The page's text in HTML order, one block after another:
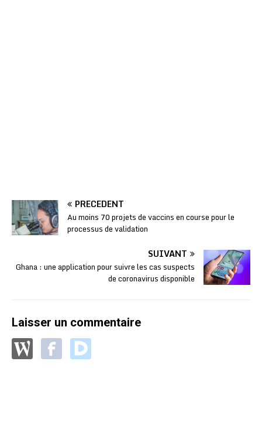
PRÉCÉDENT
Au moins 70 projets de vaccins en course pour le
processus de validation
SUIVANT
Ghana : une application pour suivre les cas suspects
de coronavirus disponible
Laisser un commentaire